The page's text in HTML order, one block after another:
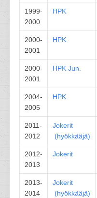
1999-
2000
HPK
2000-
2001
HPK
2000-
2001
HPK Jun.
2004-
2005
HPK
2011-
2012
Jokerit
(hyökkääjä)
2012-
2013
Jokerit
2013-
2014
Jokerit
(hyökkääjä)